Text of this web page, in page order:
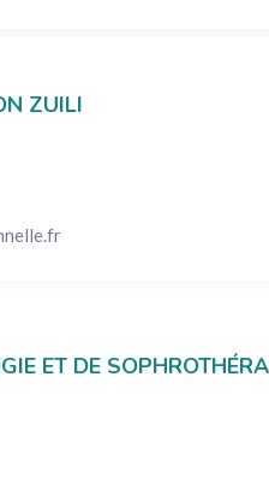
ZUILI
ET DE